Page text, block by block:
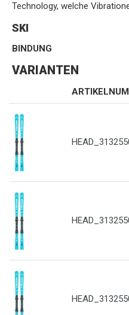
Technology, welche
SKI
BINDUNG
VARIANTEN